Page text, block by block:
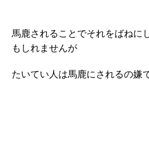
馬鹿されることでそれをばねに
もしれませんが
たいてい人は馬鹿にされるの嫌